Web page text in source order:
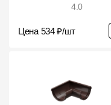
4.0
Цена 534 ₽/шт